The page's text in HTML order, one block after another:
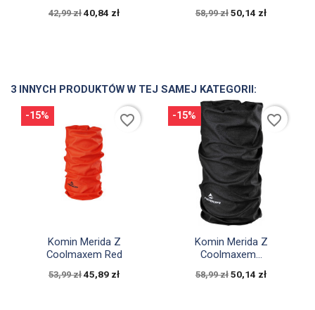
42,99 zł 40,84 zł 58,99 zł 50,14 zł
3 INNYCH PRODUKTÓW W TEJ SAMEJ KATEGORII:
Szybki podgląd
Komin Merida Z
Coolmaxem Red
53,99 zł 45,89 zł
-15% favorite_border
Szybki podgląd
Komin Merida Z
Coolmaxem...
58,99 zł 50,14 zł
-15% favorite_border